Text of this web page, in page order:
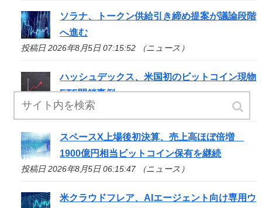
ソラナ、トークン供給引き締め提案が議論段階
へ進む
投稿日 2026年8月5日 07:15:52 （ニュース）
ハッシュデックス、米国初のビットコイン現物
ETF閉鎖事例
投稿日 2026年8月5日 06:40:50 （ニュース）
スペースX上場後初決算、売上高ほぼ倍増
1900億円相当ビットコイン保有を継続
投稿日 2026年8月5日 06:15:47 （ニュース）
米クラウドフレア、AIエージェント向け専用ウ